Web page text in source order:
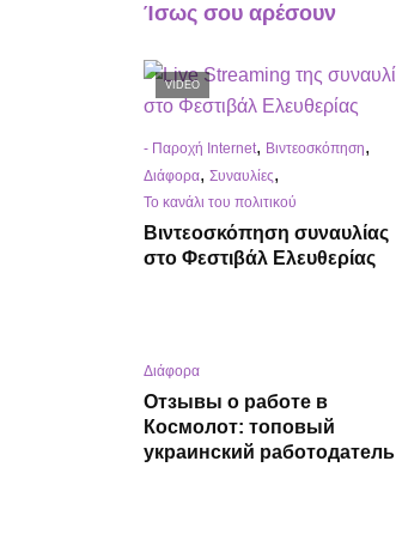
Ίσως σου αρέσουν
VIDEO
- Παροχή Internet, Βιντεοσκόπηση,
Διάφορα, Συναυλίες,
Το κανάλι του πολιτικού
Βιντεοσκόπηση συναυλίας
στο Φεστιβάλ Ελευθερίας
Διάφορα
Отзывы о работе в
Космолот: топовый
украинский работодатель